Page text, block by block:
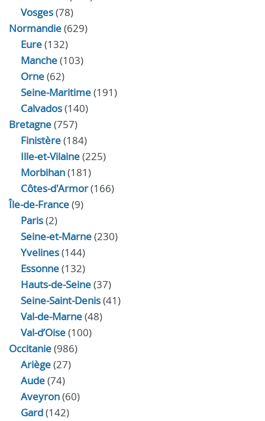
Vosges(78)
Normandie(629)
Eure(132)
Manche(103)
Orne(62)
Seine-Maritime(191)
Calvados(140)
Bretagne(757)
Finistère(184)
Ille-et-Vilaine(225)
Morbihan(181)
Côtes-d'Armor(166)
Île-de-France(9)
Paris(2)
Seine-et-Marne(230)
Yvelines(144)
Essonne(132)
Hauts-de-Seine(37)
Seine-Saint-Denis(41)
Val-de-Marne(48)
Val-d’Oise(100)
Occitanie(986)
Ariège(27)
Aude(74)
Aveyron(60)
Gard(142)